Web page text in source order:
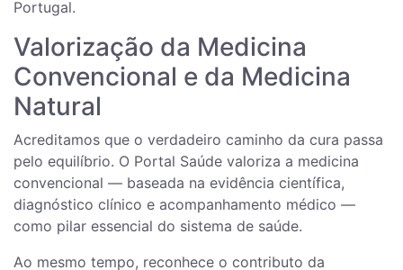
Portugal.
Valorização da Medicina
Convencional e da Medicina
Natural
Acreditamos que o verdadeiro caminho da cura passa
pelo equilíbrio. O Portal Saúde valoriza a medicina
convencional — baseada na evidência científica,
diagnóstico clínico e acompanhamento médico —
como pilar essencial do sistema de saúde.
Ao mesmo tempo, reconhece o contributo da